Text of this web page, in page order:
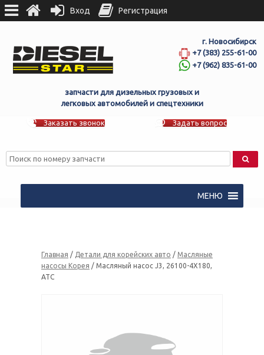
г. Новосибирск
+7 (383) 255-61-00
+7 (962) 835-61-00
запчасти для дизельных грузовых и
легковых автомобилей и спецтехники
Заказать звонок Задать вопрос
МЕНЮ
Главная / Детали для корейских авто / Масляные
насосы Корея / Масляный насоc J3, 26100-4X180,
ATC
Вход Регистрация